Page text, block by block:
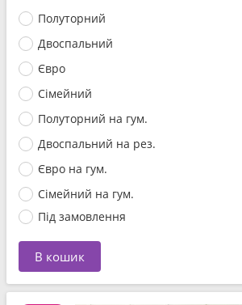
Полуторний
Двоспальний
Євро
Сімейний
Полуторний на гум.
Двоспальний на рез.
Євро на гум.
Сімейний на гум.
Під замовлення
В кошик